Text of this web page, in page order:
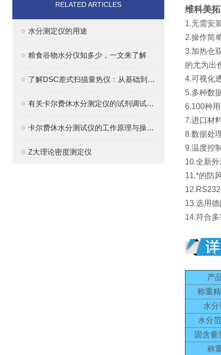
RELATED ARTICLES
水分测定仪的用途
粮食谷物水分仪知多少，一文来了解
了解DSC差式扫描量热仪：从基础到高级分析技巧
有关卡尔费休水分测定仪的试剂调试和样品测定步骤，你清楚吗
卡尔费休水分测试仪的工作原理与操作指南
Z大理论密度测定仪
维科美
1.无需安
2.操作简
3.加热仓
的尤为出
4.可视化
5.多种数
6.100种
7.进口材
8.数据处
9.温度控
10.全新
11.*的防
13.选用
14.符合
产
称重
水分
水分
固含量
称